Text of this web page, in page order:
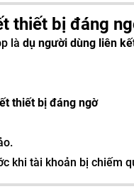
thiết bị đáng
là dụ người dùng liên
thiết bị đáng ngờ
khi tài khoản bị chiếm